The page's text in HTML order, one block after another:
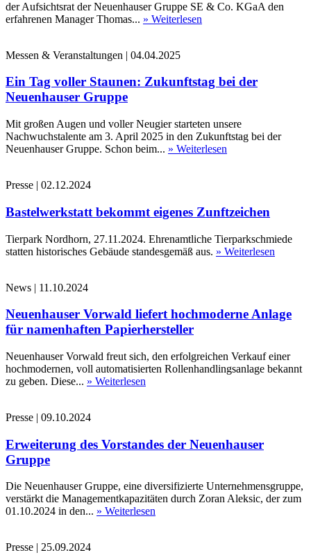
der Aufsichtsrat der Neuenhauser Gruppe SE & Co. KGaA den
erfahrenen Manager Thomas... » Weiterlesen
Messen & Veranstaltungen | 04.04.2025
Ein Tag voller Staunen: Zukunftstag bei der
Neuenhauser Gruppe
Mit großen Augen und voller Neugier starteten unsere
Nachwuchstalente am 3. April 2025 in den Zukunftstag bei der
Neuenhauser Gruppe. Schon beim... » Weiterlesen
Presse | 02.12.2024
Bastelwerkstatt bekommt eigenes Zunftzeichen
Tierpark Nordhorn, 27.11.2024. Ehrenamtliche Tierparkschmiede
statten historisches Gebäude standesgemäß aus. » Weiterlesen
News | 11.10.2024
Neuenhauser Vorwald liefert hochmoderne Anlage
für namenhaften Papierhersteller
Neuenhauser Vorwald freut sich, den erfolgreichen Verkauf einer
hochmodernen, voll automatisierten Rollenhandlingsanlage bekannt
zu geben. Diese... » Weiterlesen
Presse | 09.10.2024
Erweiterung des Vorstandes der Neuenhauser
Gruppe
Die Neuenhauser Gruppe, eine diversifizierte Unternehmensgruppe,
verstärkt die Managementkapazitäten durch Zoran Aleksic, der zum
01.10.2024 in den... » Weiterlesen
Presse | 25.09.2024